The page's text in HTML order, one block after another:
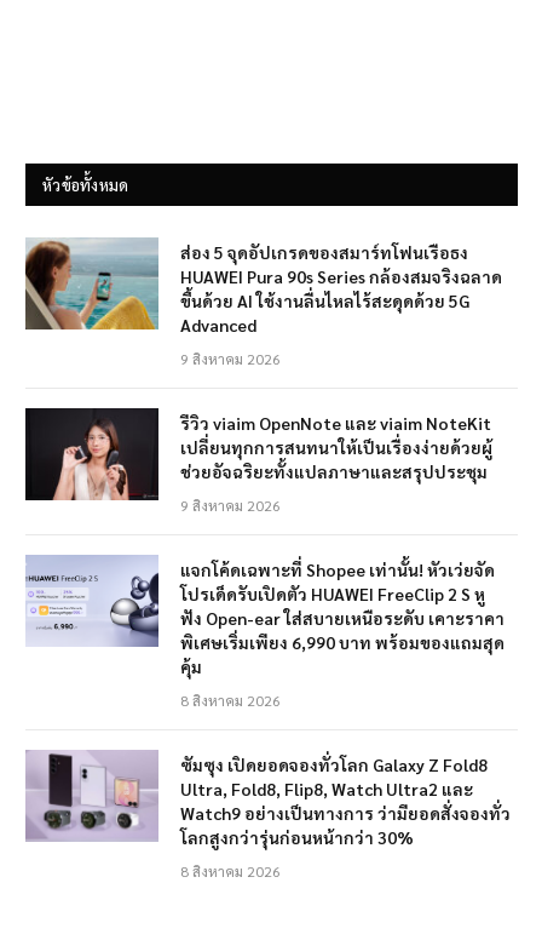
หัวข้อทั้งหมด
ส่อง 5 จุดอัปเกรดของสมาร์ทโฟนเรือธง
HUAWEI Pura 90s Series กล้องสมจริงฉลาด
ขึ้นด้วย AI ใช้งานลื่นไหลไร้สะดุดด้วย 5G
Advanced
9 สิงหาคม 2026
รีวิว viaim OpenNote และ viaim NoteKit
เปลี่ยนทุกการสนทนาให้เป็นเรื่องง่ายด้วยผู้
ช่วยอัจฉริยะทั้งแปลภาษาและสรุปประชุม
9 สิงหาคม 2026
แจกโค้ดเฉพาะที่ Shopee เท่านั้น! หัวเว่ยจัด
โปรเด็ดรับเปิดตัว HUAWEI FreeClip 2 S หู
ฟัง Open-ear ใส่สบายเหนือระดับ เคาะราคา
พิเศษเริ่มเพียง 6,990 บาท พร้อมของแถมสุด
คุ้ม
8 สิงหาคม 2026
ซัมซุง เปิดยอดจองทั่วโลก Galaxy Z Fold8
Ultra, Fold8, Flip8, Watch Ultra2 และ
Watch9 อย่างเป็นทางการ ว่ามียอดสั่งจองทั่ว
โลกสูงกว่ารุ่นก่อนหน้ากว่า 30%
8 สิงหาคม 2026